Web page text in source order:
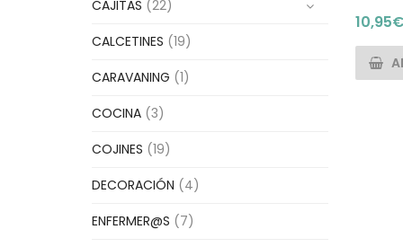
10,95€
CAJITAS (22)
CALCETINES (19)
CARAVANING (1)
COCINA (3)
COJINES (19)
DECORACIÓN (4)
ENFERMER@S (7)